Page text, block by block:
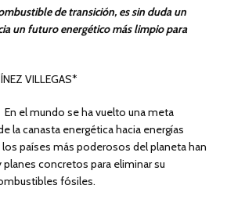
de transición, es sin duda un
un futuro energético más limpio para
VILLEGAS*
En el mundo se ha vuelto una meta
la canasta energética hacia energías
países más poderosos del planeta han
concretos para eliminar su
fósiles.